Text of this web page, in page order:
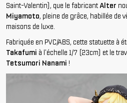
Saint-Valentin), que le fabricant Alter
Miyamoto, pleine de grâce, habillée de
maisons de luxe.
Fabriquée en PVC/ABS, cette statuette à
Takafumi à l'échelle 1/7 (23cm) et le
Tetsumori Nanami !